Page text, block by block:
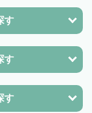
す
す
す